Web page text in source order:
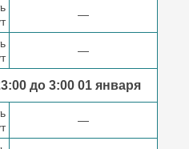
—
—
до 3:0001 января
—